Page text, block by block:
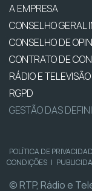
A EMPRESA
CONSELHO GERAL
CONSELHO DE
CONTRATO DE
RÁDIO E TELEVISÃO
RGPD
GESTÃO DAS
POLÍTICA DE
CONDIÇÕES |
© RTP, Rádio e